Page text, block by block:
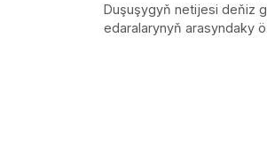
Duşuşygyň netijesi deňiz
edaralarynyň arasyndaky